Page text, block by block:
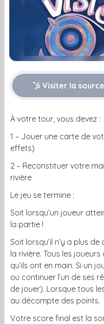
Visiter la
À votre tour, vous devez :
1 – Jouer une carte de
effets)
2 – Reconstituer votre
rivière
Le jeu se termine :
Soit lorsqu’un joueur
la partie !
Soit lorsqu’il n’y a plus
la rivière. Tous les
qu’ils ont en main. Si un
ou continuer l’un de ses
de jouer). Lorsque tous
au décompte des points.
Votre score final est la